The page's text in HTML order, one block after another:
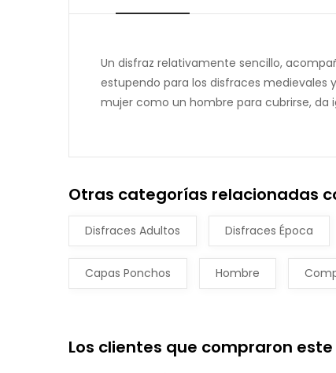
Un disfraz relativamente sencillo,
estupendo para los disfraces medievales
mujer como un hombre para cubrirse, da
Otras categorías relacionadas
Disfraces Adultos Disfraces Época
Capas Ponchos Hombre
Los clientes que compraron